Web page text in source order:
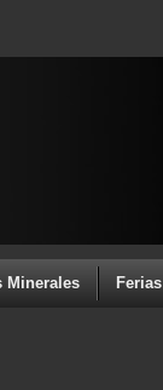
Minerales Ferias